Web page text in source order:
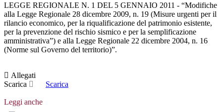
LEGGE REGIONALE N. 1 DEL 5 GENNAIO 2011 - “Modifiche
alla Legge Regionale 28 dicembre 2009, n. 19 (Misure urgenti per il
rilancio economico, per la riqualificazione del patrimonio esistente,
per la prevenzione del rischio sismico e per la semplificazione
amministrativa”) e alla Legge Regionale 22 dicembre 2004, n. 16
(Norme sul Governo del territorio)”.
Allegati
Scarica
Scarica
Leggi anche